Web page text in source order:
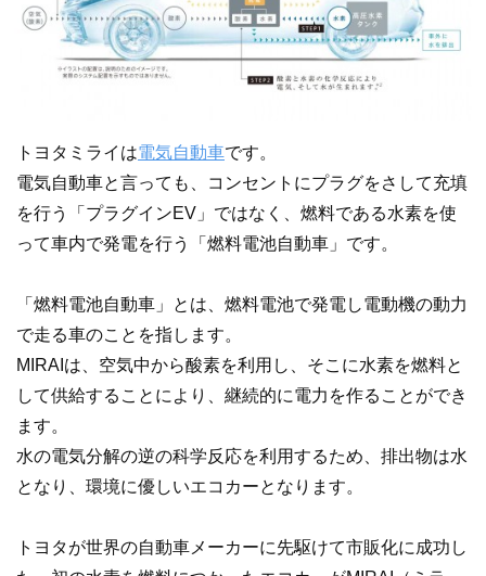
トヨタミライは電気自動車です。
電気自動車と言っても、コンセントにプラグをさして充填
を行う「プラグインEV」ではなく、燃料である水素を使
って車内で発電を行う「燃料電池自動車」です。
「燃料電池自動車」とは、燃料電池で発電し電動機の動力
で走る車のことを指します。
MIRAIは、空気中から酸素を利用し、そこに水素を燃料と
して供給することにより、継続的に電力を作ることができ
ます。
水の電気分解の逆の科学反応を利用するため、排出物は水
となり、環境に優しいエコカーとなります。
トヨタが世界の自動車メーカーに先駆けて市販化に成功し